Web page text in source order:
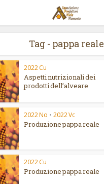
Tag - pappa reale
2022 Cu
Aspetti nutrizionali dei
prodotti dell’alveare
2022 No • 2022 Vc
Produzione pappa reale
2022 Cu
Produzione pappa reale